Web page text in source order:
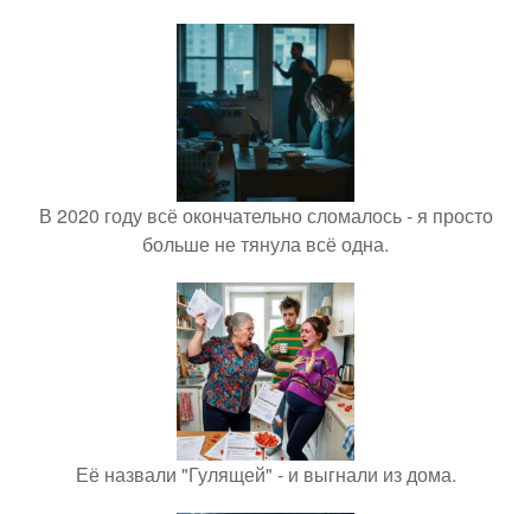
В 2020 году всё окончательно сломалось - я просто
больше не тянула всё одна.
Её назвали "Гулящей" - и выгнали из дома.